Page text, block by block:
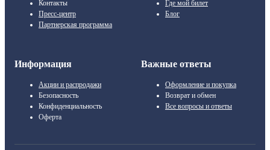
Контакты
Пресс-центр
Партнерская программа
Где мой билет
Блог
Информация
Акции и распродажи
Безопасность
Конфиденциальность
Оферта
Важные ответы
Оформление и покупка
Возврат и обмен
Все вопросы и ответы